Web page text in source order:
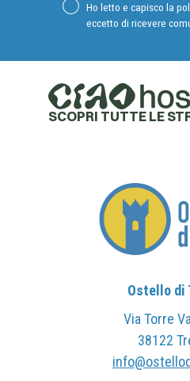
Ho letto e capisco la
eccetto di ricevere
SCOPRI TUTTE LE
Ostello di
Via Torre
38122